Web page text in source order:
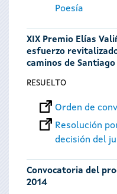
Poesía
XIX Premio Elías
esfuerzo
caminos de Santiago
RESUELTO
Orden de
Resolución
decisión del
Convocatoria del
2014